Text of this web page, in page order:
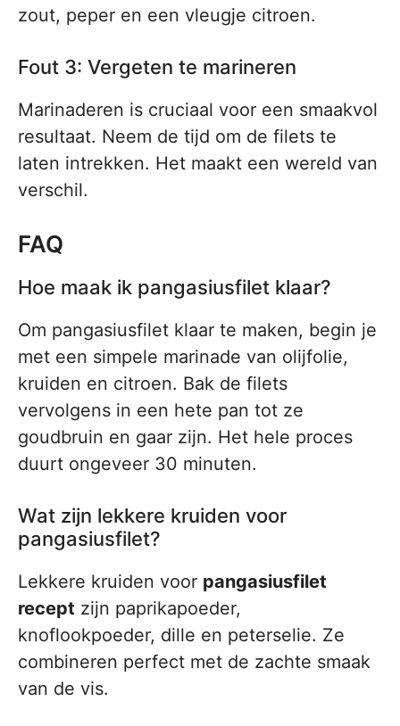
zout, peper en een vleugje citroen.
Fout 3: Vergeten te marineren
Marinaderen is cruciaal voor een smaakvol
resultaat. Neem de tijd om de filets te
laten intrekken. Het maakt een wereld van
verschil.
FAQ
Hoe maak ik pangasiusfilet klaar?
Om pangasiusfilet klaar te maken, begin je
met een simpele marinade van olijfolie,
kruiden en citroen. Bak de filets
vervolgens in een hete pan tot ze
goudbruin en gaar zijn. Het hele proces
duurt ongeveer 30 minuten.
Wat zijn lekkere kruiden voor
pangasiusfilet?
Lekkere kruiden voor pangasiusfilet
recept zijn paprikapoeder,
knoflookpoeder, dille en peterselie. Ze
combineren perfect met de zachte smaak
van de vis.